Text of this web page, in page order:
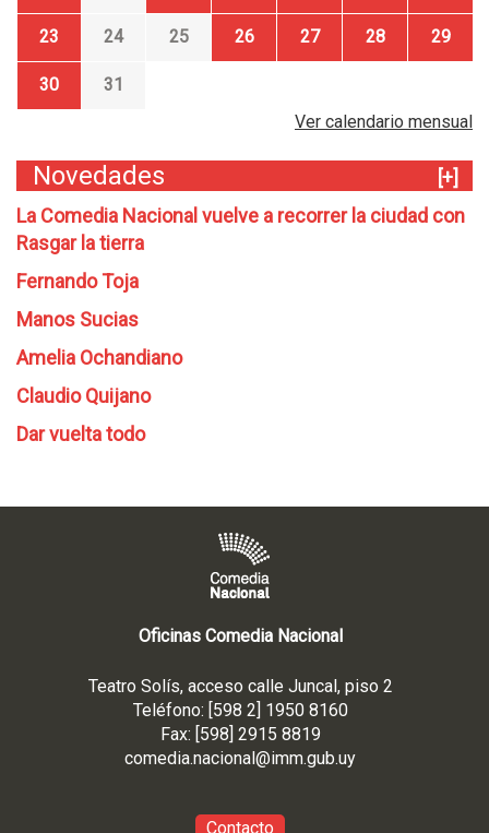
23 24 25 26 27 28 29
30
31
Ver calendario mensual
Novedades
[+]
La Comedia Nacional vuelve a recorrer la ciudad con
Rasgar la tierra
Fernando Toja
Manos Sucias
Amelia Ochandiano
Claudio Quijano
Dar vuelta todo
Oficinas Comedia Nacional
Teatro Solís, acceso calle Juncal, piso 2
Teléfono: [598 2] 1950 8160
Fax: [598] 2915 8819
comedia.nacional@imm.gub.uy
Contacto